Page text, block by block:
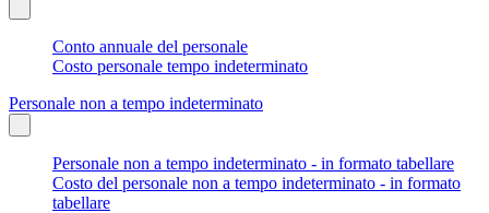
Conto annuale del personale
Costo personale tempo indeterminato
Personale non a tempo indeterminato
Personale non a tempo indeterminato - in formato tabellare
Costo del personale non a tempo indeterminato - in formato
tabellare